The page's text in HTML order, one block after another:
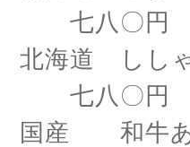
七八〇円
北海道 し
七八〇円
国産 和